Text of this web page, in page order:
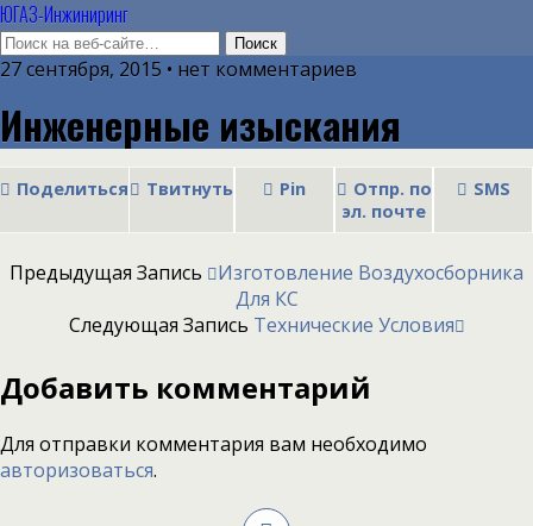
ЮГАЗ-Инжиниринг
27 сентября, 2015 • нет комментариев
Инженерные изыскания
Поделиться Твитнуть Pin
Отпр. по
эл. почте
SMS
Предыдущая Запись
Изготовление Воздухосборника
Для КС
Следующая Запись Технические Условия
Добавить комментарий
Для отправки комментария вам необходимо
авторизоваться.